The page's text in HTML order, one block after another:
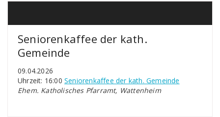
Seniorenkaffee der kath.
Gemeinde
09.04.2026
Uhrzeit: 16:00 Seniorenkaffee der kath. Gemeinde
Ehem. Katholisches Pfarramt, Wattenheim